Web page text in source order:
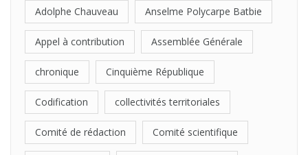
Adolphe Chauveau Anselme Polycarpe Batbie
Appel à contribution Assemblée Générale
chronique Cinquième République
Codification collectivités territoriales
Comité de rédaction Comité scientifique